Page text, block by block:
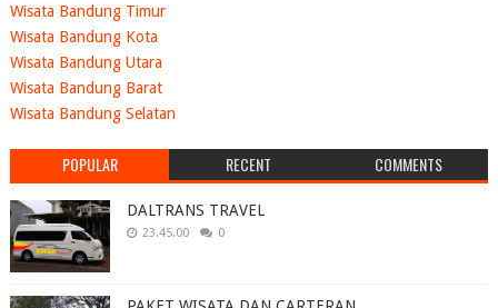
Wisata Bandung Timur
Wisata Bandung Kota
Wisata Bandung Utara
Wisata Bandung Barat
Wisata Bandung Selatan
POPULAR RECENT COMMENTS
DALTRANS TRAVEL
23.45.00 0